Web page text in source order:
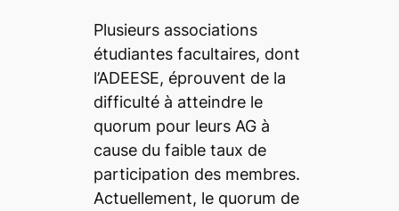
Plusieurs associations
étudiantes facultaires, dont
l’ADEESE, éprouvent de la
difficulté à atteindre le
quorum pour leurs AG à
cause du faible taux de
participation des membres.
Actuellement, le quorum de